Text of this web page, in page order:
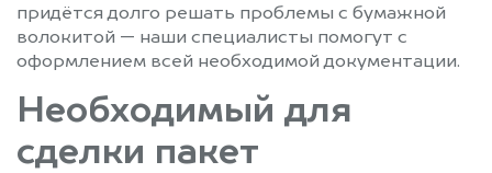
придётся долго решать проблемы с бумажной
волокитой — наши специалисты помогут с
оформлением всей необходимой документации.
Необходимый для
сделки пакет